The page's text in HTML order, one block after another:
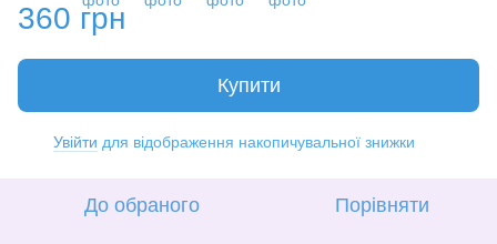
360 грн
Купити
Увійти для відображення накопичувальної знижки
До обраного Порівняти